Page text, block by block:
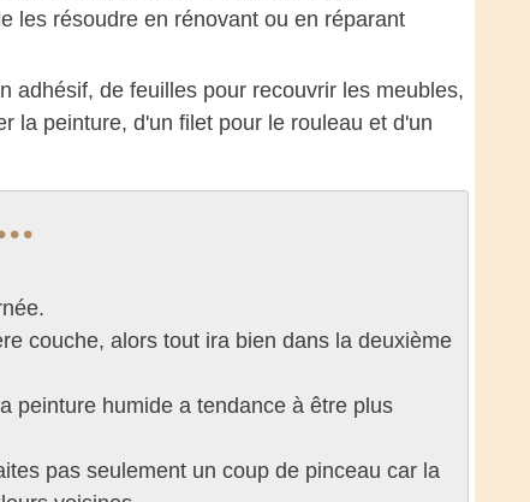
les résoudre en rénovant ou en réparant
adhésif, de feuilles pour recouvrir les meubles,
la peinture, d'un filet pour le rouleau et d'un
couche, alors tout ira bien dans la deuxième
peinture humide a tendance à être plus
pas seulement un coup de pinceau car la